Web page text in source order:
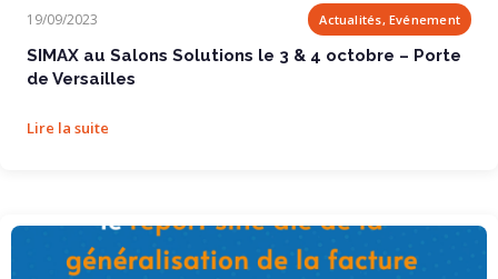
19/09/2023 Actualités, Evénement
SIMAX au Salons Solutions le 3 & 4 octobre – Porte
de Versailles
Lire la suite